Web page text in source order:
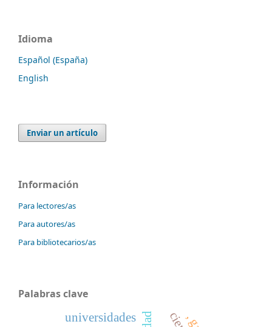
Idioma
Español (España)
English
Enviar un artículo
Información
Para lectores/as
Para autores/as
Para bibliotecarios/as
Palabras clave
universidades